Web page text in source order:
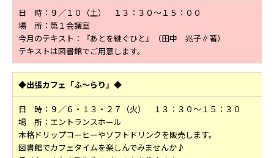
日 時：９／１０（土） １３：３０～１５：００
場 所：第１会議室
今月のテキスト：『あとを継ぐひと』（田中 兆子∥著）
テキストは図書館でご用意します。
◆出張カフェ「ふ～らり」◆
日 時：９／６・１３・２７（火） １３：３０～１５：３０
場 所：エントランスホール
本格ドリップコーヒーやソフトドリンクを販売します。
図書館でカフェタイムを楽しんでみませんか♪